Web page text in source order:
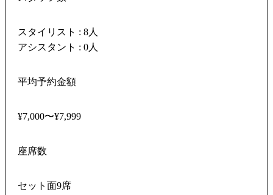
スタイリスト : 8人
アシスタント : 0人
平均予約金額
¥7,000〜¥7,999
座席数
セット面9席